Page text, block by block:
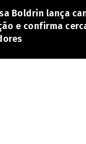
Boldrin lança
e confirma